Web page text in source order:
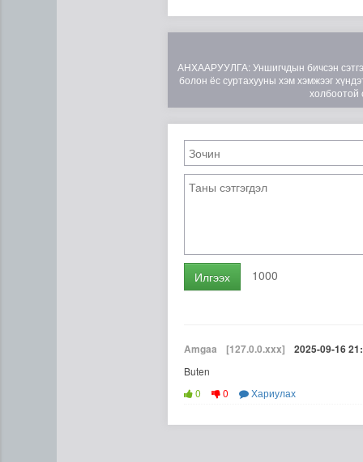
АНХААРУУЛГА: Уншигчдын бичсэн
болон ёс суртахууны хэм хэмжээг
холбоотой
Илгээх 1000
Amgaa [127.0.0.xxx] 2025-09-16
Buten
0
0 Хариулах